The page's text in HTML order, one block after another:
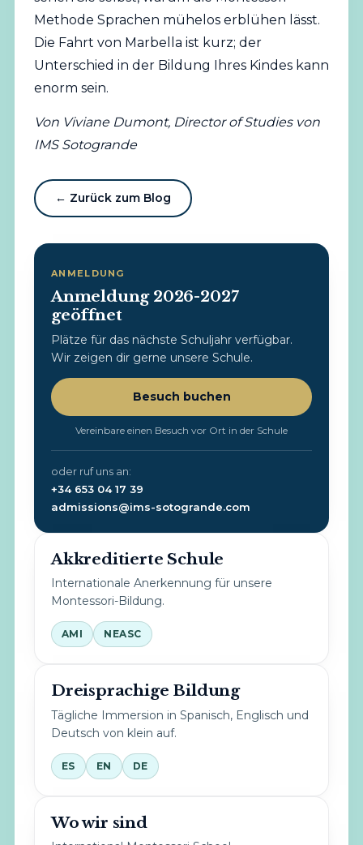
Methode Sprachen mühelos erblühen lässt.
Die Fahrt von Marbella ist kurz; der
Unterschied in der Bildung Ihres Kindes kann
enorm sein.
Von Viviane Dumont, Director of Studies von
IMS Sotogrande
← Zurück zum Blog
ANMELDUNG
Anmeldung 2026-2027
geöffnet
Plätze für das nächste Schuljahr verfügbar.
Wir zeigen dir gerne unsere Schule.
Besuch buchen
Vereinbare einen Besuch vor Ort in der Schule
oder ruf uns an:
+34 653 04 17 39
admissions@ims-sotogrande.com
Akkreditierte Schule
Internationale Anerkennung für unsere
Montessori-Bildung.
AMI NEASC
Dreisprachige Bildung
Tägliche Immersion in Spanisch, Englisch und
Deutsch von klein auf.
ES EN DE
Wo wir sind